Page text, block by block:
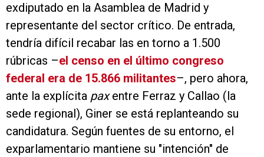
exdiputado en la Asamblea de Madrid y
representante del sector crítico. De entrada,
tendría difícil recabar las en torno a 1.500
rúbricas –el censo en el último congreso
federal era de 15.866 militantes–, pero ahora,
ante la explícita paxentre Ferraz y Callao (la
sede regional), Giner se está replanteando su
candidatura. Según fuentes de su entorno, el
exparlamentario mantiene su "intención" de